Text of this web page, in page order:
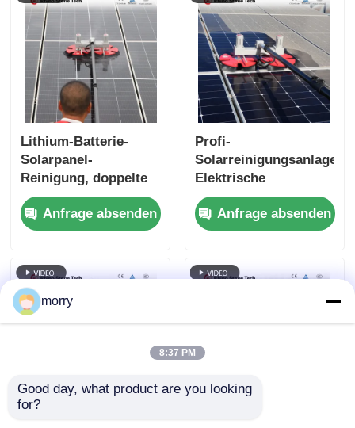
Tools
Lithium-Batterie-
Solarpanel-
Reinigung, doppelte
rotierende Bürste und
Teleskopstange für
PV-Dachanlagen
Anfrage absenden
Profi-
Solarreinigungsanlage
Elektrische
Photovoltaik-
Panelreinigung
Rotationsbürste
Anfrage absenden
morry
8:37 PM
Good day, what product are you looking
for?